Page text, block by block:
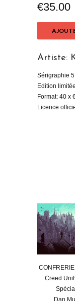
€35.00
Artiste:
Sérigraphie
Edition
Format: 40 x
Licence
Creed
Dan